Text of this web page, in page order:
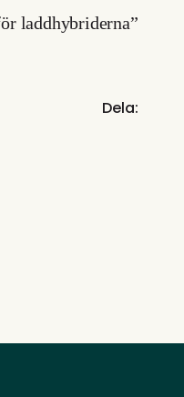
laddhybriderna”
Dela: